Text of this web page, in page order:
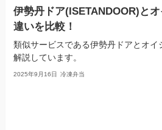
伊勢丹ドア(ISETANDOOR)と
違いを比較！
類似サービスである伊勢丹ドアとオイ
解説しています。
2025年9月16日 冷凍弁当